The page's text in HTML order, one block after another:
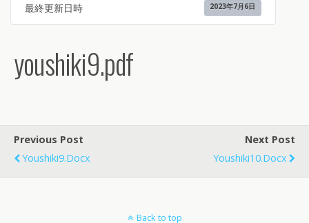
最終更新日時 2023年7月6日
youshiki9.pdf
Previous Post
Youshiki9.docx
Next Post
Youshiki10.docx
Back to top